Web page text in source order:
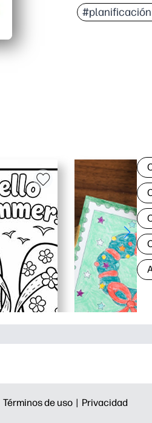
Funciona
Términos de uso | Privacidad